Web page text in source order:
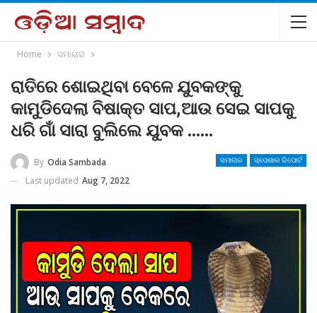
Home ସମାଚାର
ରାତିରେ ଶୋଇଥିବା ବେଳେ ଯୁବକଙ୍କୁ
କାମୁଡିଦେଲା ବିଷାକ୍ତ ସାପ,ଆଉ ସେଇ ସାପକୁ
ଧରି ଗାଁ ସାରା ବୁଲିଲେ ଯୁବକ ……
ସମାଚାର ସ୍ପେଶାଲ ରିପୋର୍ଟ
By Odia Sambada
Last updated Aug 7, 2022